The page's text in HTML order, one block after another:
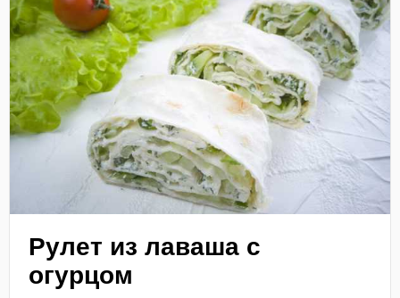
Рулет из лаваша с
огурцом